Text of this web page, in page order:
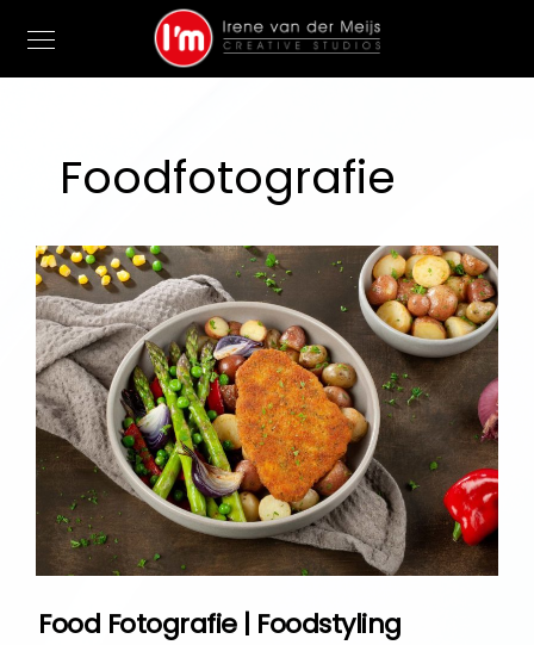
Foodfotografie
Food Fotografie | Foodstyling